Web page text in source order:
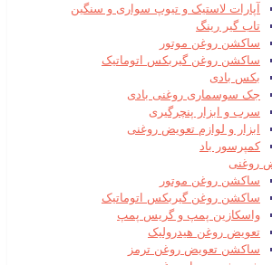
آپارات لاستیک و تیوپ سواری و سنگین
تاب گیر رینگ
ساکشن روغن موتور
ساکشن روغن گیربکس اتوماتیک
بکس بادی
جک سوسماری روغنی بادی
سرب و ابزار پنچرگیری
ابزار و لوازم تعویض روغنی
کمپرسور باد
روغنی
ساکشن روغن موتور
ساکشن روغن گیربکس اتوماتیک
واسکازین پمپ و گریس پمپ
تعویض روغن هیدرولیک
ساکشن تعویض روغن ترمز